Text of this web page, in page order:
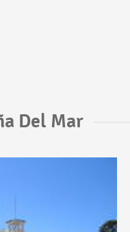
Del Mar